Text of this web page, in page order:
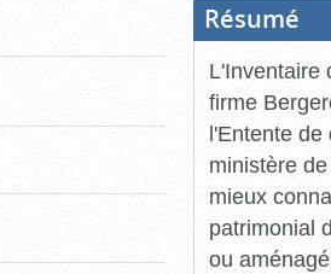
Résumé
L'Inventaire
firme
l'Entente de
ministère
mieux
patrimonial
ou